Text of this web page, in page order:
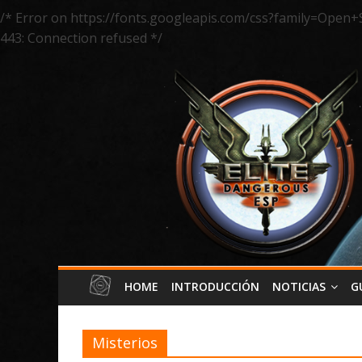
/* Error on https://fonts.googleapis.com/
443: Connection refused */
HOME INTRODUCCIÓN NOTICIAS
Misterios